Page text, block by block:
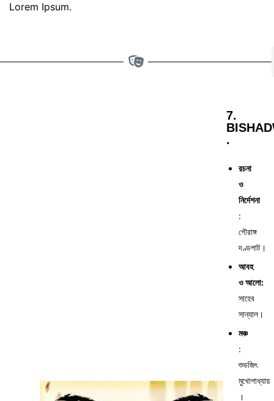
Lorem Ipsum.
7.
.
রচনা
ও
নির্দেশনা
:
গৌরাঙ্গ
দণ্ডপাট।
আবহ
ওআলো:
সাহেব
সান্যাল।
মঞ্চ
:
শুভজিৎ
মুখোপাধ্যায়
।